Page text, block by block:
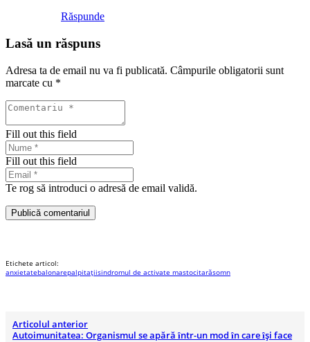
Răspunde
Lasă un răspuns
Adresa ta de email nu va fi publicată. Câmpurile obligatorii sunt
marcate cu *
Fill out this field
Fill out this field
Te rog să introduci o adresă de email validă.
Publică comentariul
Etichete articol:
anxietatebalonarepalpitațiisindromul de activate mastocitarăsomn
Articolul anterior
Autoimunitatea: Organismul se apără ȋntr-un mod ȋn care ȋşi face